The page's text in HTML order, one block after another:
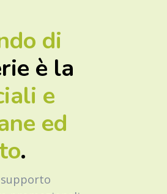
di
è la
e
ed
.